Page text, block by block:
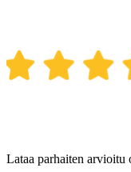
Lataa parhaiten arvioitu